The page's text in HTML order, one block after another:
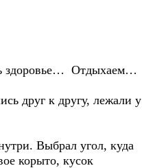
здоровье… Отдыхаем…
друг к другу, лежали у
Выбрал угол, куда
корыто, кусок